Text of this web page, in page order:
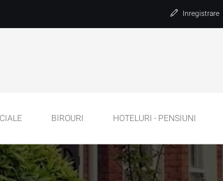
Inregistrare
BIROURI HOTELURI - PENSIUNI